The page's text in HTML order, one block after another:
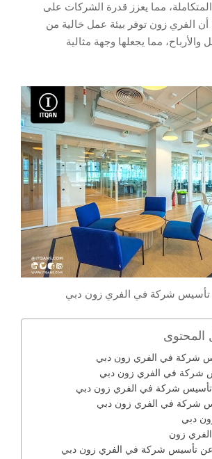
المتكاملة، مما يعزز قدرة الشركات على
أن الفري زون توفر بيئة عمل خالية من
والأرباح، مما يجعلها وجهة مثالية
تأسيس شركة في الفري زون دبي
المحتوى
شركة في الفري زون دبي
شركة في الفري زون دبي
تأسيس شركة في الفري زون دبي
شركة في الفري زون دبي
دبي
الفري زون
عن تأسيس شركة في الفري زون دبي